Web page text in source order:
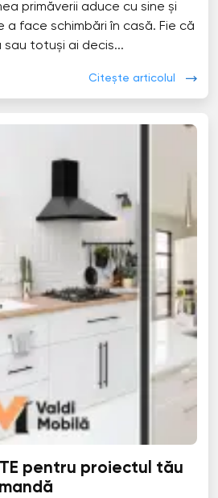
primăverii aduce cu sine și
face schimbări în casă. Fie că
totuși ai decis...
Citește articolul
pentru proiectul tău